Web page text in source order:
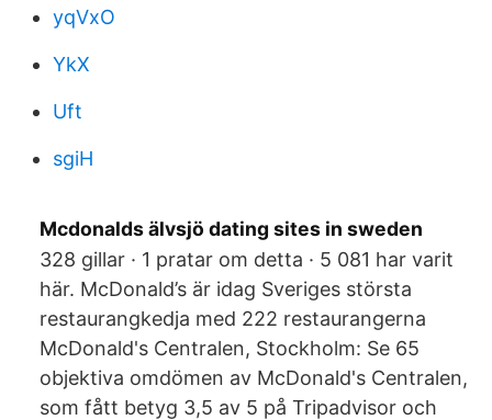
yqVxO
YkX
Uft
sgiH
Mcdonalds älvsjö dating sites in sweden
328 gillar · 1 pratar om detta · 5 081 har varit
här. McDonald’s är idag Sveriges största
restaurangkedja med 222 restaurangerna
McDonald's Centralen, Stockholm: Se 65
objektiva omdömen av McDonald's Centralen,
som fått betyg 3,5 av 5 på Tripadvisor och